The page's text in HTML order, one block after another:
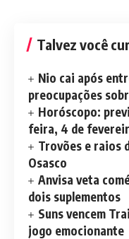
Talvez você
Nio cai após
preocupações
Horóscopo:
feira, 4 de
Trovões e raios
Osasco
Anvisa veta
dois suplementos
Suns vencem
jogo emocionante